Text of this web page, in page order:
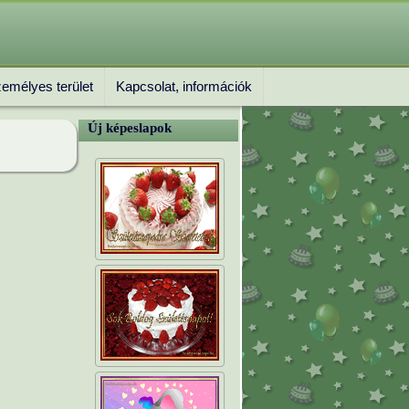
terület Kapcsolat, információk
Új képeslapok